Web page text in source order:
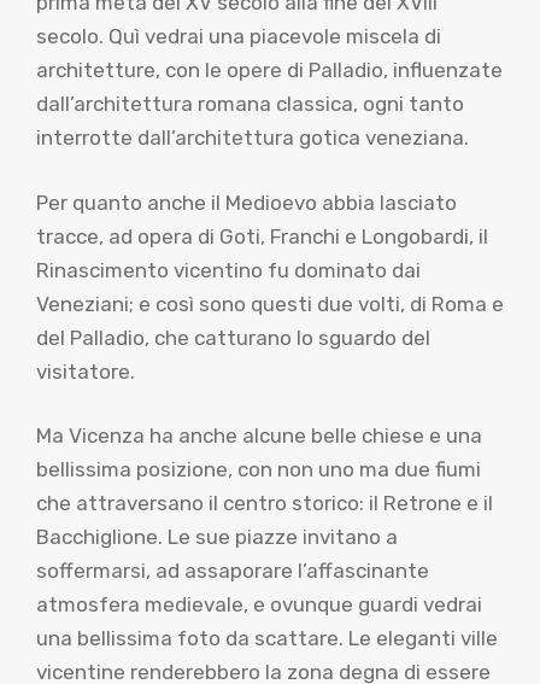
secolo. Quì vedrai una piacevole miscela di
architetture, con le opere di Palladio, influenzate
dall’architettura romana classica, ogni tanto
interrotte dall’architettura gotica veneziana.
Per quanto anche il Medioevo abbia lasciato
tracce, ad opera di Goti, Franchi e Longobardi, il
Rinascimento vicentino fu dominato dai
Veneziani; e così sono questi due volti, di Roma e
del Palladio, che catturano lo sguardo del
visitatore.
Ma Vicenza ha anche alcune belle chiese e una
bellissima posizione, con non uno ma due fiumi
che attraversano il centro storico: il Retrone e il
Bacchiglione. Le sue piazze invitano a
soffermarsi, ad assaporare l’affascinante
atmosfera medievale, e ovunque guardi vedrai
una bellissima foto da scattare. Le eleganti ville
vicentine renderebbero la zona degna di essere